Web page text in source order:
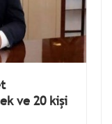
ve 20 kişi